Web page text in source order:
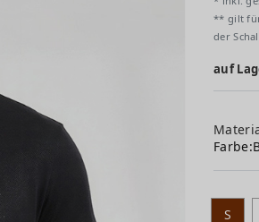
** gilt
der
auf
Farbe:
S